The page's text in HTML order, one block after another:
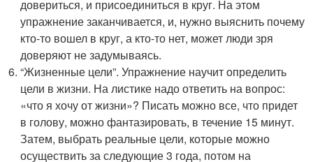
довериться, и присоединиться в круг. На этом
упражнение заканчивается, и, нужно выяснить почему
кто-то вошел в круг, а кто-то нет, может люди зря
доверяют не задумываясь.
“Жизненные цели”. Упражнение научит определить
цели в жизни. На листике надо ответить на вопрос:
«что я хочу от жизни»? Писать можно все, что придет
в голову, можно фантазировать, в течение 15 минут.
Затем, выбрать реальные цели, которые можно
осуществить за следующие 3 года, потом на